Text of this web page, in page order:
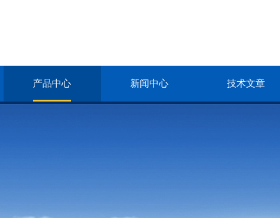
产品中心 新闻中心 技术文章